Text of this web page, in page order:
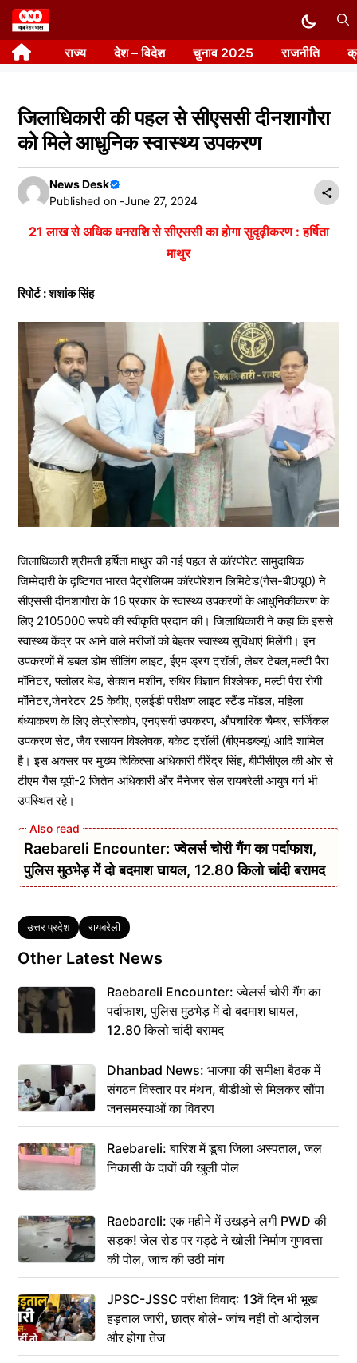
Skip
to
content राज्य देश – विदेश चुनाव 2025 राजनीति
जिलाधिकारी की पहल से सीएससी दीनशागौरा
को मिले आधुनिक स्वास्थ्य उपकरण
News Desk
Published on -June 27, 2024
21 लाख से अधिक धनराशि से सीएससी का होगा सुदृढ़ीकरण : हर्षिता
माथुर
रिपोर्ट : शशांक सिंह
जिलाधिकारी श्रीमती हर्षिता माथुर की नई पहल से कॉरपोरेट सामुदायिक
जिम्मेदारी के दृष्टिगत भारत पैट्रोलियम कॉरपोरेशन लिमिटेड(गैस-बी0यू0) ने
सीएससी दीनशागौरा के 16 प्रकार के स्वास्थ्य उपकरणों के आधुनिकीकरण के
लिए 2105000 रूपये की स्वीकृति प्रदान की। जिलाधिकारी ने कहा कि इससे
स्वास्थ्य केंद्र पर आने वाले मरीजों को बेहतर स्वास्थ्य सुविधाएं मिलेंगी। इन
उपकरणों में डबल डोम सीलिंग लाइट, ईएम ड्रग ट्रॉली, लेबर टेबल,मल्टी पैरा
मॉनिटर, फ्लोलर बेड, सेक्शन मशीन, रुधिर विज्ञान विश्लेषक, मल्टी पैरा रोगी
मॉनिटर,जेनरेटर 25 केवीए, एलईडी परीक्षण लाइट स्टैंड मॉडल, महिला
बंध्याकरण के लिए लेप्रोस्कोप, एनएसवी उपकरण, औपचारिक चैम्बर, सर्जिकल
उपकरण सेट, जैव रसायन विश्लेषक, बकेट ट्रॉली (बीएमडब्ल्यू) आदि शामिल
है। इस अवसर पर मुख्य चिकित्सा अधिकारी वीरेंद्र सिंह, बीपीसीएल की ओर से
टीएम गैस यूपी-2 जितेन अधिकारी और मैनेजर सेल रायबरेली आयुष गर्ग भी
उपस्थित रहे।
Raebareli Encounter: ज्वेलर्स चोरी गैंग का पर्दाफाश,
पुलिस मुठभेड़ में दो बदमाश घायल, 12.80 किलो चांदी बरामद
Tags
उत्तर प्रदेश रायबरेली
Other Latest News
Raebareli Encounter: ज्वेलर्स चोरी गैंग का
पर्दाफाश, पुलिस मुठभेड़ में दो बदमाश घायल,
12.80 किलो चांदी बरामद
Dhanbad News: भाजपा की समीक्षा बैठक में
संगठन विस्तार पर मंथन, बीडीओ से मिलकर सौंपा
जनसमस्याओं का विवरण
Raebareli: बारिश में डूबा जिला अस्पताल, जल
निकासी के दावों की खुली पोल
Raebareli: एक महीने में उखड़ने लगी PWD की
सड़क! जेल रोड पर गड्ढे ने खोली निर्माण गुणवत्ता
की पोल, जांच की उठी मांग
JPSC-JSSC परीक्षा विवाद: 13वें दिन भी भूख
हड़ताल जारी, छात्र बोले- जांच नहीं तो आंदोलन
और होगा तेज